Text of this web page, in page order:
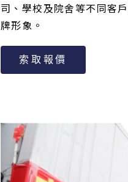
司、學校及院舍等不同客
牌形象。
索取報價